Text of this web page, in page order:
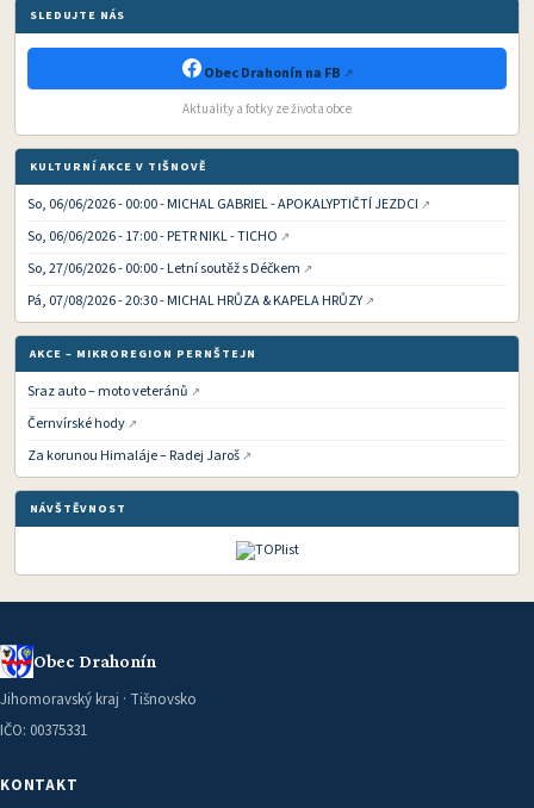
SLEDUJTE NÁS
Obec Drahonín na FB
Aktuality a fotky ze života obce
KULTURNÍ AKCE V TIŠNOVĚ
So, 06/06/2026 - 00:00 - MICHAL GABRIEL - APOKALYPTIČTÍ JEZDCI
So, 06/06/2026 - 17:00 - PETR NIKL - TICHO
So, 27/06/2026 - 00:00 - Letní soutěž s Déčkem
Pá, 07/08/2026 - 20:30 - MICHAL HRŮZA & KAPELA HRŮZY
AKCE – MIKROREGION PERNŠTEJN
Sraz auto – moto veteránů
Černvírské hody
Za korunou Himaláje – Radej Jaroš
NÁVŠTĚVNOST
Obec Drahonín
Jihomoravský kraj · Tišnovsko
IČO: 00375331
KONTAKT